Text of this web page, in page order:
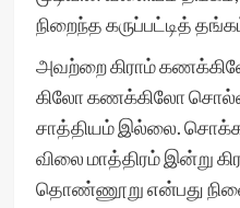
நிறைந்த கருப்பட்டித்
அவற்றை கிராம்
கிலோ கணக்கிலோ
சாத்தியம் இல்லை.
விலை மாத்திரம் இன்று
தொண்ணூறு என்பது